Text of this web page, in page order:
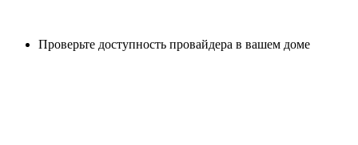
Проверьте доступность провайдера в вашем доме